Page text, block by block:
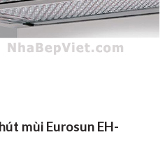
mùi Eurosun EH-